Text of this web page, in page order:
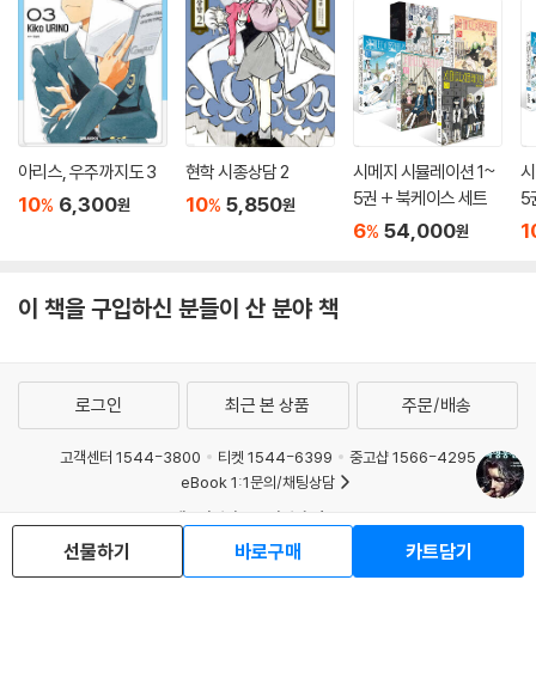
아리스, 우주까지도 3
10% 6,300원
현학 시종상담 2
10% 5,850원
시메지 시뮬레이션 1~
5권 + 북케이스 세트
6% 54,000원
5
이 책을 구입하신 분들이 산 분야 책
선물하기 바로구매 카트담기
로그인 최근 본 상품 주문/배송
고객센터 1544-3800 티켓 1544-6399
중고샵 1566-4295
eBook 1:1문의/채팅상담
예스이십사(주) 사업자 정보
개인정보처리방침
청소년보호정책
PC버전
회사소개
거래처관계자께